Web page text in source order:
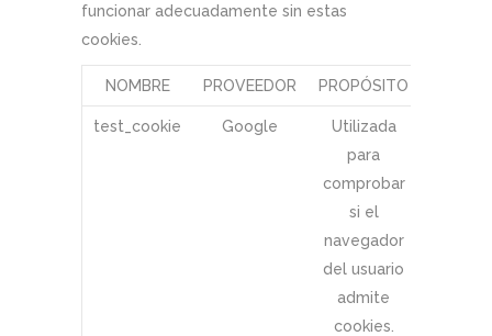
funcionar adecuadamente sin estas
cookies.
NOMBRE PROVEEDOR PROPÓSITO
test_cookie Google
Utilizada
para
comprobar
si el
navegador
del usuario
admite
cookies.